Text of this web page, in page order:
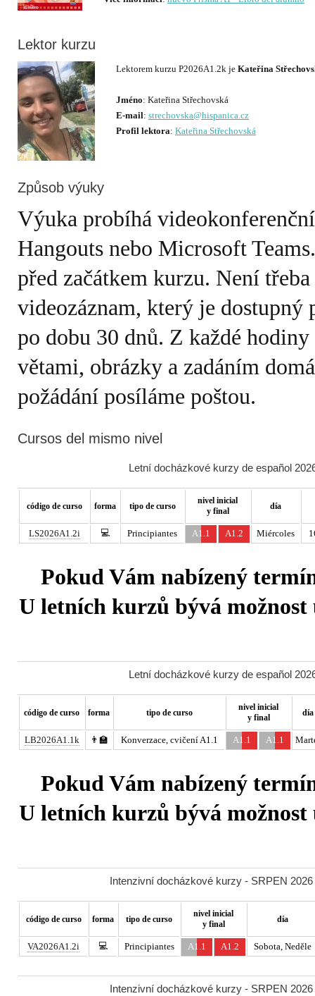
Lektor kurzu
Lektorem kurzu P2026A1.2k je Kateřina
Jméno
E-mail: strechovska@hispanica.cz
Profil lektora: Kateřina Střechovská
Způsob výuky
Výuka probíhá
Hangouts nebo Microsoft
před začátkem kurzu. Není
videozáznam, který je dostupný
po dobu 30 dnů. Z každé
větami, obrázky a zadáním
požádání posíláme poštou.
Cursos del mismo nivel
Letní docházkové kurzy de español
código de curso forma tipo de curso
nivel inicial
y final
día
LS2026A1.2i 💻 Principiantes A1.1 A1.2 Miércoles
Pokud Vám nabízený
U letních kurzů bývá
Letní docházkové kurzy de español
código de curso forma tipo de curso
nivel inicial
y final
día
LB2026A1.1k 👨‍🏫 Konverzace, cvičení A1.1 A1.1 A1.1
Pokud Vám nabízený
U letních kurzů bývá
Intenzivní docházkové kurzy - SRPEN
código de curso forma tipo de curso
nivel inicial
y final
día
VA2026A1.2i 💻 Principiantes A1.1 A1.2 Sobota, Neděle
Intenzivní docházkové kurzy - SRPEN